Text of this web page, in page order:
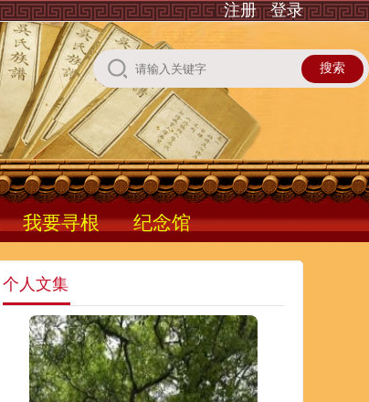
注册 登录
我要寻根 纪念馆
个人文集